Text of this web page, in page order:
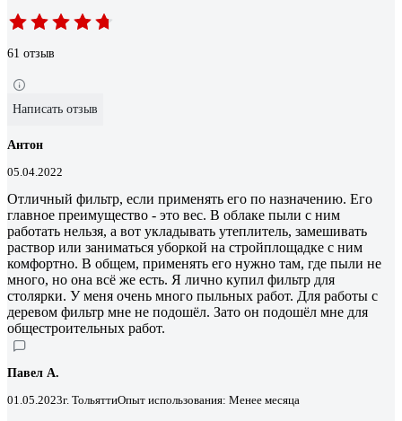
61 отзыв
Написать отзыв
Антон
05.04.2022
Отличный фильтр, если применять его по назначению. Его
главное преимущество - это вес. В облаке пыли с ним
работать нельзя, а вот укладывать утеплитель, замешивать
раствор или заниматься уборкой на стройплощадке с ним
комфортно. В общем, применять его нужно там, где пыли не
много, но она всё же есть. Я лично купил фильтр для
столярки. У меня очень много пыльных работ. Для работы с
деревом фильтр мне не подошёл. Зато он подошёл мне для
общестроительных работ.
Павел А.
01.05.2023г. ТольяттиОпыт использования: Менее месяца